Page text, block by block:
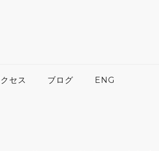
セス ブログ ENG